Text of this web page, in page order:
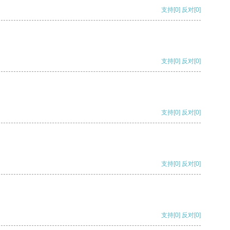
支持[0] 反对[0]
支持[0] 反对[0]
支持[0] 反对[0]
支持[0] 反对[0]
支持[0] 反对[0]